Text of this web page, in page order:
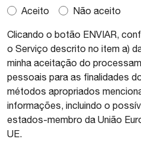
Aceito Não aceito
Clicando o botão ENVIAR,
o Serviço descrito no item a)
minha aceitação do
pessoais para as finalidades
métodos apropriados
informações, incluindo o
estados-membro da União
UE.